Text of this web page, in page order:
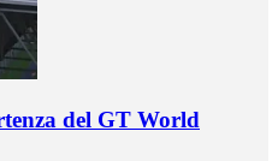
del GT World